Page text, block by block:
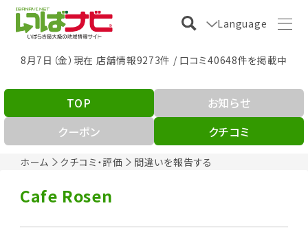
Language
8月7日（金）現在 店舗情報9273件 / 口コミ40648件を掲載中
ホーム クチコミ・評価 間違いを報告する
TOP
お知らせ
クーポン
クチコミ
Cafe Rosen